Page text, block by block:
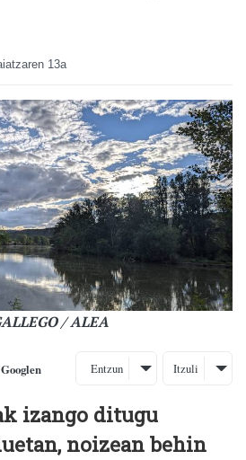
13a
/ ALEA
Entzun Itzuli
izango ditugu
noizean behin